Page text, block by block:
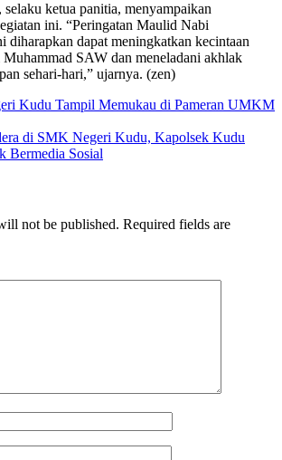
ketua panitia, menyampaikan
ini. “Peringatan Maulid Nabi
diharapkan dapat meningkatkan kecintaan
SAW dan meneladani akhlak
sehari-hari,” ujarnya. (zen)
Kudu Tampil Memukau di Pameran UMKM
di SMK Negeri Kudu, Kapolsek Kudu
Bermedia Sosial
not be published. Required fields are